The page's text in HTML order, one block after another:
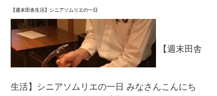
【週末田舎生活】シニアソムリエの一日
【週末田舎
生活】シニアソムリエの一日 みなさんこんにち